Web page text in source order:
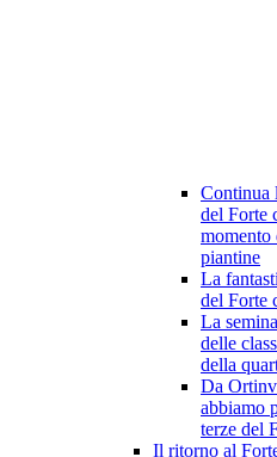
Continua
del Forte
momento
piantine
La
del Forte
La
delle
della
Da
abbiamo
terze del
Il ritorno al